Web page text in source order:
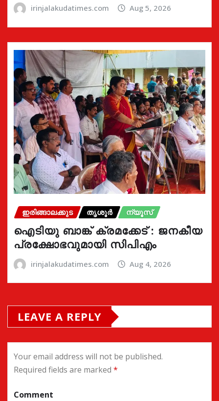
irinjalakudatimes.com Aug 5, 2026
ഇരിങ്ങാലക്കുട തൃശൂർ ന്യൂസ്
ഐടിയു ബാങ്ക് ക്രമക്കേട് : ജനകീയ
പ്രക്ഷോഭവുമായി സിപിഎം
irinjalakudatimes.com Aug 4, 2026
LEAVE A REPLY
Your email address will not be published.
Required fields are marked *
Comment